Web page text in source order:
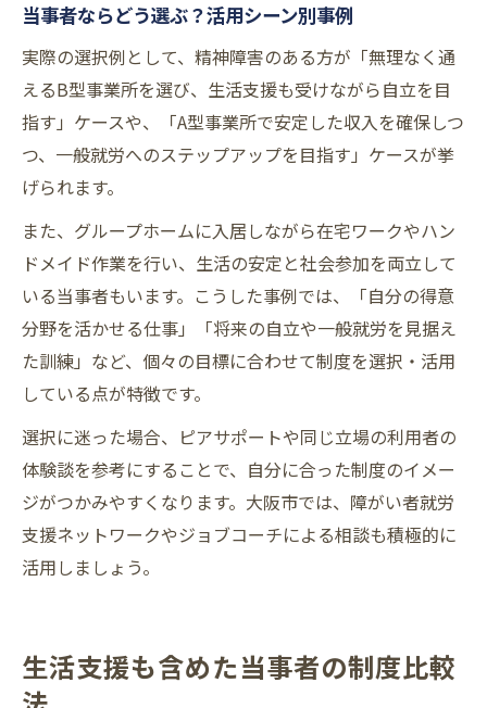
当事者ならどう選ぶ？活用シーン別事例
実際の選択例として、精神障害のある方が「無理なく通
えるB型事業所を選び、生活支援も受けながら自立を目
指す」ケースや、「A型事業所で安定した収入を確保しつ
つ、一般就労へのステップアップを目指す」ケースが挙
げられます。
また、グループホームに入居しながら在宅ワークやハン
ドメイド作業を行い、生活の安定と社会参加を両立して
いる当事者もいます。こうした事例では、「自分の得意
分野を活かせる仕事」「将来の自立や一般就労を見据え
た訓練」など、個々の目標に合わせて制度を選択・活用
している点が特徴です。
選択に迷った場合、ピアサポートや同じ立場の利用者の
体験談を参考にすることで、自分に合った制度のイメー
ジがつかみやすくなります。大阪市では、障がい者就労
支援ネットワークやジョブコーチによる相談も積極的に
活用しましょう。
生活支援も含めた当事者の制度比較